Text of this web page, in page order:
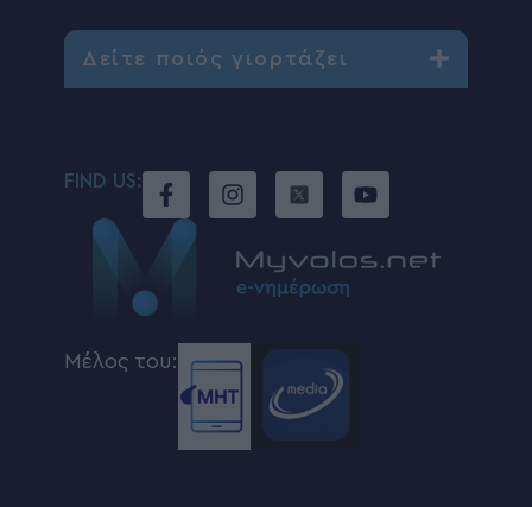
Δείτε ποιός γιορτάζει
FIND US:
Μέλος του: